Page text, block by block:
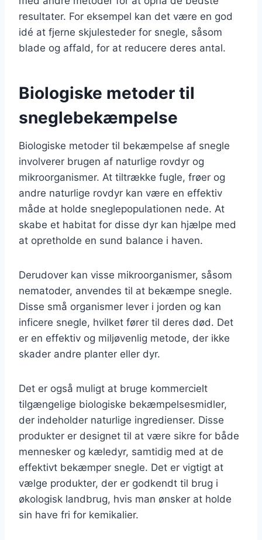
resultater. For eksempel kan det være en god
idé at fjerne skjulesteder for snegle, såsom
blade og affald, for at reducere deres antal.
Biologiske metoder til
sneglebekæmpelse
Biologiske metoder til bekæmpelse af snegle
involverer brugen af naturlige rovdyr og
mikroorganismer. At tiltrække fugle, frøer og
andre naturlige rovdyr kan være en effektiv
måde at holde sneglepopulationen nede. At
skabe et habitat for disse dyr kan hjælpe med
at opretholde en sund balance i haven.
Derudover kan visse mikroorganismer, såsom
nematoder, anvendes til at bekæmpe snegle.
Disse små organismer lever i jorden og kan
inficere snegle, hvilket fører til deres død. Det
er en effektiv og miljøvenlig metode, der ikke
skader andre planter eller dyr.
Det er også muligt at bruge kommercielt
tilgængelige biologiske bekæmpelsesmidler,
der indeholder naturlige ingredienser. Disse
produkter er designet til at være sikre for både
mennesker og kæledyr, samtidig med at de
effektivt bekæmper snegle. Det er vigtigt at
vælge produkter, der er godkendt til brug i
økologisk landbrug, hvis man ønsker at holde
sin have fri for kemikalier.